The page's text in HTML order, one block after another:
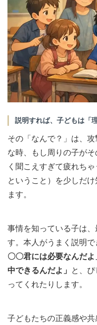
説明すれば、子どもは「
その「なんで？」は、
な時、もし周りの子が
く聞こえすぎて疲れち
ということ）を少しだ
ます。
事情を知っている子は
す。本人がうまく説明で
〇〇君には必要なんだ
中できるんだよ」
と、
ってくれたりします。
子どもたちの正義感や